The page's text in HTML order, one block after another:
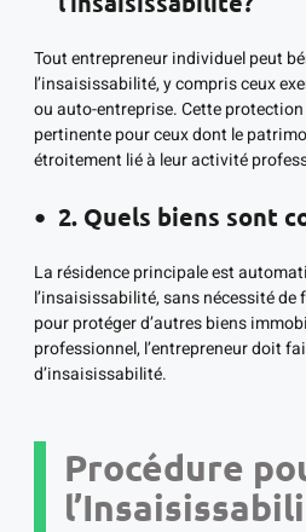
Tout entrepreneur individuel peut
l’insaisissabilité, y compris ceux
ou auto-entreprise. Cette
pertinente pour ceux dont le
étroitement lié à leur activité
2. Quels biens sont
La résidence principale est
l’insaisissabilité, sans nécessité
pour protéger d’autres biens
professionnel, l’entrepreneur doit
d’insaisissabilité.
Procédure